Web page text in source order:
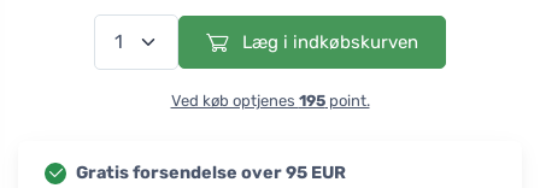
Læg i indkøbskurven
Ved køb optjenes 195point.
Gratis forsendelse over 95 EUR